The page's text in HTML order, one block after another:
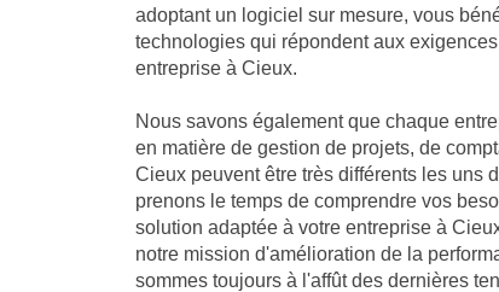
adoptant un logiciel sur mesure, vous
technologies qui répondent aux
entreprise à Cieux.
Nous savons également que chaque
en matière de gestion de projets, de
Cieux peuvent être très différents les uns
prenons le temps de comprendre vos
solution adaptée à votre entreprise à
notre mission d'amélioration de la
sommes toujours à l'affût des dernières